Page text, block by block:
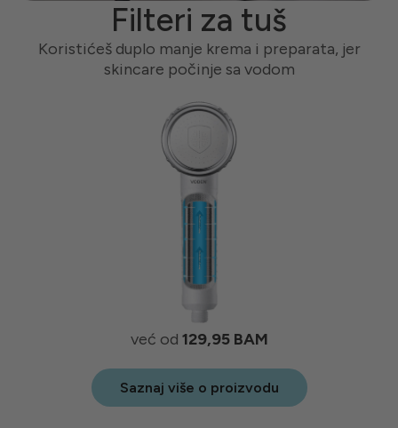
Filteri za tuš
Koristićeš duplo manje krema i preparata, jer
skincare počinje sa vodom
već od 129,95 BAM
Saznaj više o proizvodu